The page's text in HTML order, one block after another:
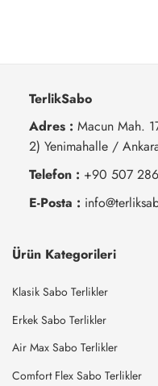
TerlikSabo
Adres : Macun Mah.
2) Yenimahalle /
Telefon : +90 507
E-Posta :
Ürün Kategorileri
Klasik Sabo Terlikler
Erkek Sabo Terlikler
Air Max Sabo Terlikler
Comfort Flex Sabo Terlikler